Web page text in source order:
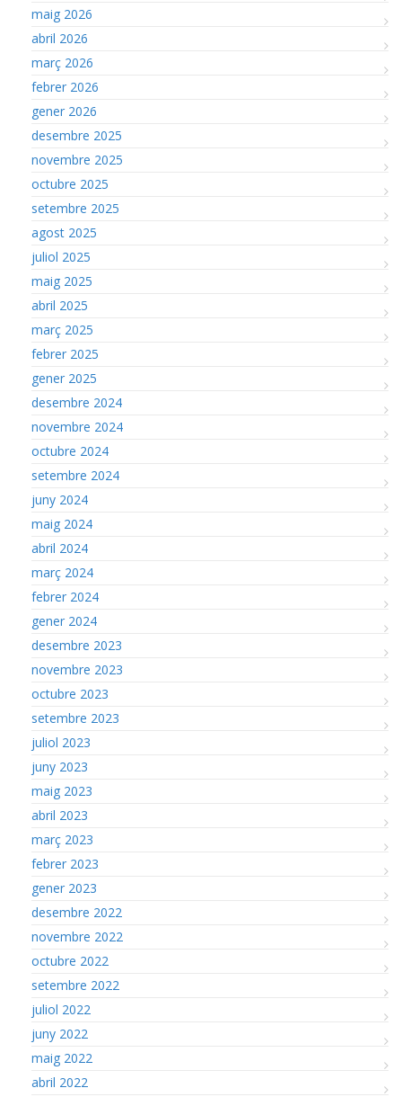
maig 2026
abril 2026
març 2026
febrer 2026
gener 2026
desembre 2025
novembre 2025
octubre 2025
setembre 2025
agost 2025
juliol 2025
maig 2025
abril 2025
març 2025
febrer 2025
gener 2025
desembre 2024
novembre 2024
octubre 2024
setembre 2024
juny 2024
maig 2024
abril 2024
març 2024
febrer 2024
gener 2024
desembre 2023
novembre 2023
octubre 2023
setembre 2023
juliol 2023
juny 2023
maig 2023
abril 2023
març 2023
febrer 2023
gener 2023
desembre 2022
novembre 2022
octubre 2022
setembre 2022
juliol 2022
juny 2022
maig 2022
abril 2022